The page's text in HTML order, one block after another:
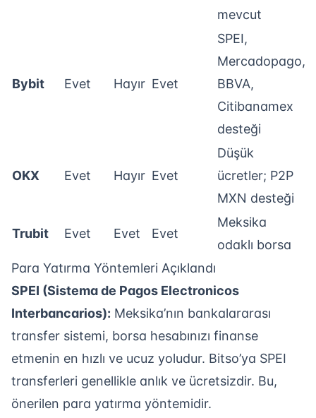
mevcut
Bybit Evet Hayır Evet
SPEI,
Mercadopago,
BBVA,
Citibanamex
desteği
OKX Evet Hayır Evet
Düşük
ücretler; P2P
MXN desteği
Trubit Evet Evet Evet
Meksika
odaklı borsa
Para Yatırma Yöntemleri Açıklandı
SPEI (Sistema de Pagos Electronicos
Interbancarios): Meksika’nın bankalararası
transfer sistemi, borsa hesabınızı finanse
etmenin en hızlı ve ucuz yoludur. Bitso’ya SPEI
transferleri genellikle anlık ve ücretsizdir. Bu,
önerilen para yatırma yöntemidir.